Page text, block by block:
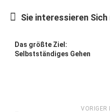
Forum Gesundheit
Sie interessieren
Das größte Ziel:
Selbstständiges Gehen
VORIGER